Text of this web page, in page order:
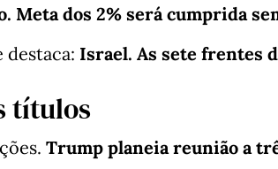
Meta dos 2% será cumprida
destaca: Israel. As sete frentes
títulos
Trump planeia reunião a